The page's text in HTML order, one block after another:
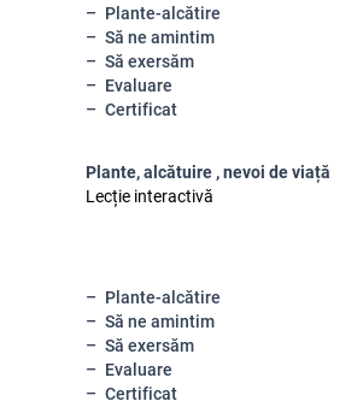
Plante-alcătire
Să ne amintim
Să exersăm
Evaluare
Certificat
Plante, alcătuire , nevoi de viață
Lecție interactivă
Plante-alcătire
Să ne amintim
Să exersăm
Evaluare
Certificat